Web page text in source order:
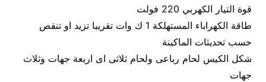
قوة التيار الكهربي 220 فولت
طاقة الكهراباء المستهلكة 1 ك وات تقريبا تزيد او تنقص
حسب تحديثات الماكينة
شكل الكيس لحام رباعى ولحام ثلاثى اى اربعة جهات وثلاث
جهات